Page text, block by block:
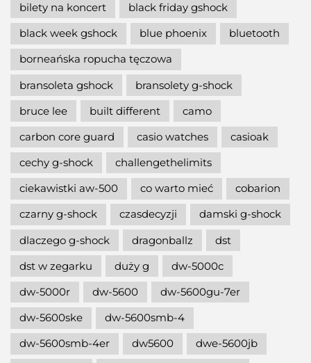
bilety na koncert
black friday gshock
black week gshock
blue phoenix
bluetooth
borneańska ropucha tęczowa
bransoleta gshock
bransolety g-shock
bruce lee
built different
camo
carbon core guard
casio watches
casioak
cechy g-shock
challengethelimits
ciekawistki aw-500
co warto mieć
cobarion
czarny g-shock
czasdecyzji
damski g-shock
dlaczego g-shock
dragonballz
dst
dst w zegarku
duży g
dw-5000c
dw-5000r
dw-5600
dw-5600gu-7er
dw-5600ske
dw-5600smb-4
dw-5600smb-4er
dw5600
dwe-5600jb